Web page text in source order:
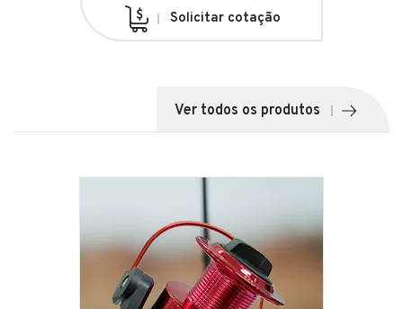
Solicitar cotação
Ver todos os produtos